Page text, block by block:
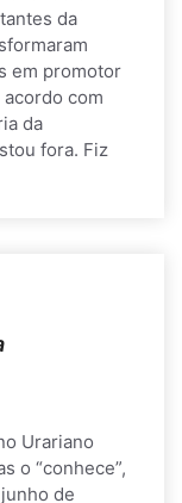
da
em promotor
com
da
fora. Fiz
Urariano
o “conhece”,
de